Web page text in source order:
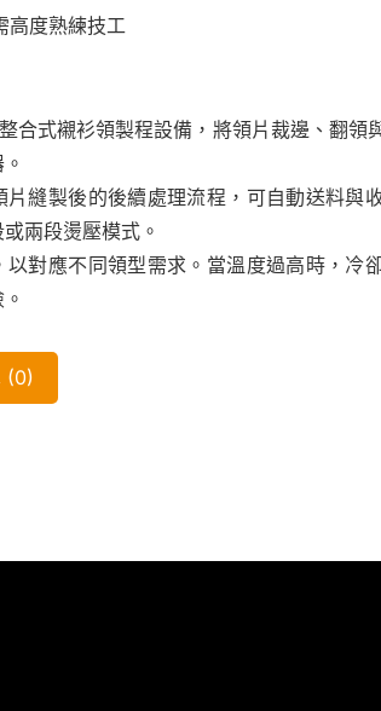
高度熟練技工
合式襯衫領製程設備，將領片裁邊、翻領
片縫製後的後續處理流程，可自動送料與
兩段燙壓模式。
以對應不同領型需求。當溫度過高時，冷
(0)